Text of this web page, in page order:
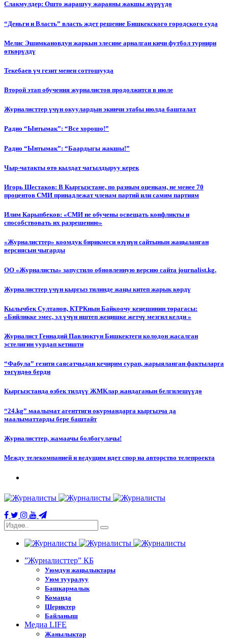
Слакмулдер: Ошто жарашуу жараяны жакшы жүрүүдө
“Деньги и Власть” власть ждет решение Бишкекского городского суда
Мелис Эшимкановдун жаркын элесине арналган кичи футбол турнири
өткөрүлдү
Текебаев үч гезит менен соттошууда
Второй этап обучения журналистов продолжится в июле
Журналисттер үчүн окуулардын экинчи этабы июлда башталат
Радио “Ынтымак”: “Все хорошо!”
Радио “Ынтымак”: “Баардыгы жакшы!”
Чыр-чатакты өтө кылдат чагылдыруу керек
Игорь Шестаков: В Кыргызстане, по разным оценкам, не менее 70
процентов СМИ принадлежат членам партий или самим партиям
Илим Карыпбеков: «СМИ не обучены освещать конфликты и
способствовать их разрешению»
«Журналисттер» коомдук бирикмеси өзүнүн сайтынын жаңыланган
версиясын чыгарды
ОО «Журналисты» запустило обновленную версию сайта journalist.kg.
Журналисттер үчүн кыргыз тилинде жаңы китеп жарык көрдү
Кылычбек Султанов, КТРКнын Байкоочу кеңешинин төрагасы:
«Бийликке эмес, эл үчүн иштеп жеңишке жетчү мезгил келди »
Журналист Геннадий Павлюктун Бишкектеги колодон жасалган
эстелигин уурдап кетишти
“Фабула” гезити саясатчыдан кечирим сурап, жарыяланган фактыларга
төгүндөө берди
Кыргызстанда өзбек тилдүү ЖМКлар жандаганын белгилешүүдө
“24.kg” маалымат агенттиги окурмандарга кыргызча да
маалыматтарды бере баштайт
Журналисттер, жамаачы болбогулачы!
Между телекомпанией и ведущим идет спор на авторство телепроекта
”Журналисттер” КБ
Уюмдун жаңылыктары
Уюм тууралуу
Башкармалык
Команда
Шериктер
Байланыш
Медиа LIFE
Жанылыктар